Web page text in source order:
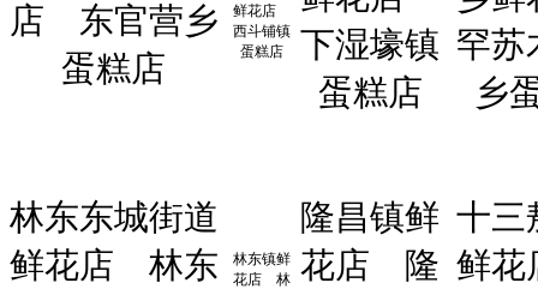
店
东官营乡
蛋糕店
鲜花店
西斗铺镇
蛋糕店
下湿壕镇
蛋糕店
罕苏
乡
林东东城街道
鲜花店
林东
林东镇鲜
花店
林
隆昌镇鲜
花店
隆
十三
鲜花